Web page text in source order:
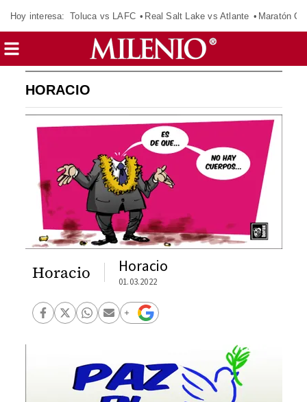
Hoy interesa: Toluca vs LAFC Real Salt Lake vs Atlante Maratón
HORACIO
Horacio Horacio
01.03.2022